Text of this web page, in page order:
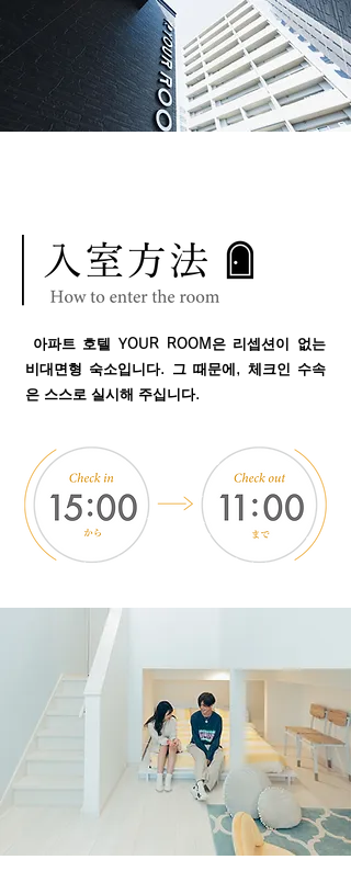
​ 아파트 호텔 YOUR ROOM은 리셉션이 없는
비대면형 숙소입니다. 그 때문에, 체크인 수속
은 스스로 실시해 주십니다.